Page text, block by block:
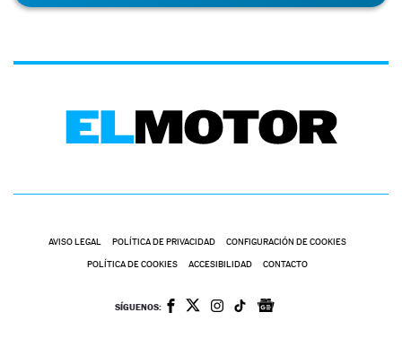
AVISO LEGAL POLÍTICA DE PRIVACIDAD CONFIGURACIÓN DE COOKIES
POLÍTICA DE COOKIES ACCESIBILIDAD CONTACTO
SÍGUENOS: